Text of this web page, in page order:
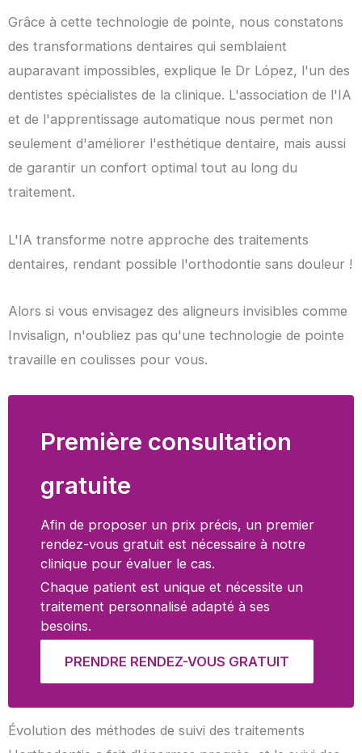
Grâce à cette technologie de pointe, nous constatons
des transformations dentaires qui semblaient
auparavant impossibles, explique le Dr López, l'un des
dentistes spécialistes de la clinique. L'association de l'IA
et de l'apprentissage automatique nous permet non
seulement d'améliorer l'esthétique dentaire, mais aussi
de garantir un confort optimal tout au long du
traitement.
L'IA transforme notre approche des traitements
dentaires, rendant possible l'orthodontie sans douleur !
Alors si vous envisagez des aligneurs invisibles comme
Invisalign, n'oubliez pas qu'une technologie de pointe
travaille en coulisses pour vous.
Première consultation
gratuite
Afin de proposer un prix précis, un premier
rendez-vous gratuit est nécessaire à notre
clinique pour évaluer le cas.
Chaque patient est unique et nécessite un
traitement personnalisé adapté à ses
besoins.
PRENDRE RENDEZ-VOUS GRATUIT
Évolution des méthodes de suivi des traitements